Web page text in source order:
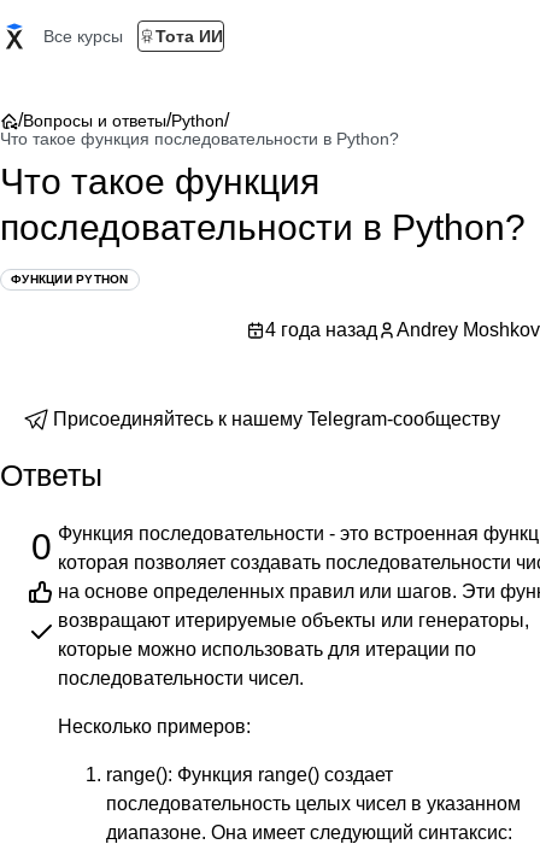
Все курсы Тота ИИ
/Вопросы и ответы/Python/
Что такое функция последовательности в Python?
Что такое функция
последовательности в Python?
ФУНКЦИИ PYTHON
4 года назад Andrey Moshkov
Присоединяйтесь к нашему Telegram-сообществу
Ответы
0 Функция последовательности - это встроенная
которая позволяет создавать последовательности
на основе определенных правил или шагов. Эти
возвращают итерируемые объекты или генераторы,
которые можно использовать для итерации по
последовательности чисел.
Несколько примеров:
range(): Функция range() создает
последовательность целых чисел в указанном
диапазоне. Она имеет следующий синтаксис: